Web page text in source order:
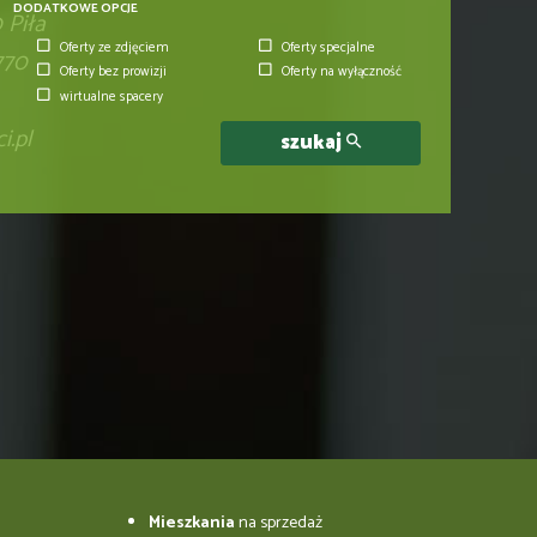
DODATKOWE OPCJE
Oferty ze zdjęciem
Oferty specjalne
Oferty bez prowizji
Oferty na wyłączność
wirtualne spacery
szukaj
Mieszkaniana sprzedaż